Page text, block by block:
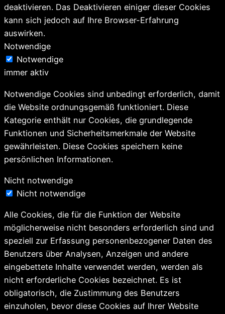
deaktivieren. Das Deaktivieren einiger dieser Cookies
kann sich jedoch auf Ihre Browser-Erfahrung
auswirken.
Notwendige
Notwendige
immer aktiv
Notwendige Cookies sind unbedingt erforderlich, damit
die Website ordnungsgemäß funktioniert. Diese
Kategorie enthält nur Cookies, die grundlegende
Funktionen und Sicherheitsmerkmale der Website
gewährleisten. Diese Cookies speichern keine
persönlichen Informationen.
Nicht notwendige
Nicht notwendige
Alle Cookies, die für die Funktion der Website
möglicherweise nicht besonders erforderlich sind und
speziell zur Erfassung personenbezogener Daten des
Benutzers über Analysen, Anzeigen und andere
eingebettete Inhalte verwendet werden, werden als
nicht erforderliche Cookies bezeichnet. Es ist
obligatorisch, die Zustimmung des Benutzers
einzuholen, bevor diese Cookies auf Ihrer Website